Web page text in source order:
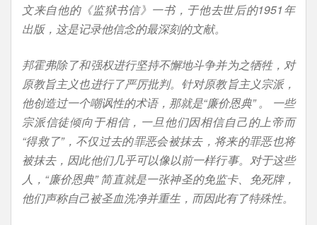
文来自他的《监狱书信》一书，于他去世后的1951年
出版，这是记录他信念的最深刻的文献。
邦霍弗除了和强权进行坚持不懈地斗争并为之牺牲，对
原教旨主义也进行了严厉批判。 针对原教旨主义宗派，
他创造过一个嘲讽性的术语，那就是“廉价恩典”。
一些
宗派信徒倾向于相信，一旦他们因相信自己的上帝而
“得救了”，不仅过去的罪恶会被抹去，将来的罪恶也将
被抹去，因此他们几乎可以像以前一样行事。对于这些
人， “廉价恩典”简直就是一张神圣的免监卡、免死牌，
他们声称自己被圣血洗净并重生，而因此有了特殊性。